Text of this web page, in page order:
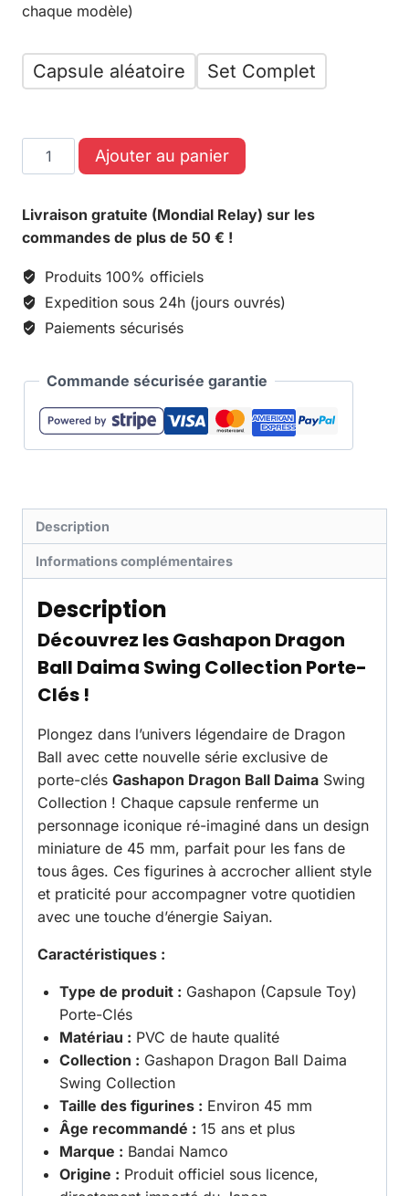
chaque modèle)
Capsule aléatoire Set Complet
Ajouter au panier
Livraison gratuite (Mondial Relay) sur les
commandes de plus de 50 € !
Produits 100% officiels
Expedition sous 24h (jours ouvrés)
Paiements sécurisés
Commande sécurisée garantie
Description
Informations complémentaires
Description
Découvrez les Gashapon Dragon
Ball Daima Swing Collection Porte-
Clés !
Plongez dans l’univers légendaire de Dragon
Ball avec cette nouvelle série exclusive de
porte-clés Gashapon Dragon Ball Daima Swing
Collection ! Chaque capsule renferme un
personnage iconique ré-imaginé dans un design
miniature de 45 mm, parfait pour les fans de
tous âges. Ces figurines à accrocher allient style
et praticité pour accompagner votre quotidien
avec une touche d’énergie Saiyan.
Caractéristiques :
Type de produit : Gashapon (Capsule Toy)
Porte-Clés
Matériau : PVC de haute qualité
Collection : Gashapon Dragon Ball Daima
Swing Collection
Taille des figurines : Environ 45 mm
Âge recommandé : 15 ans et plus
Marque : Bandai Namco
Origine : Produit officiel sous licence,